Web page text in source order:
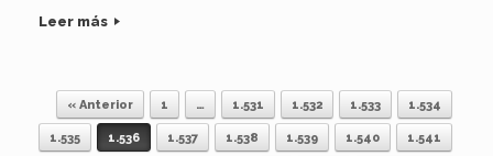
Leer más
Navegador de artículos
« Anterior 1 … 1.531 1.532 1.533 1.534
1.535 1.536 1.537 1.538 1.539 1.540 1.541